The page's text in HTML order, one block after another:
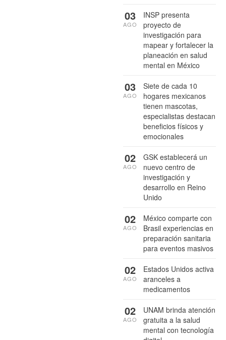
INSP presenta
proyecto de
investigación para
mapear y fortalecer la
planeación en salud
mental en México
03
AGO
Siete de cada 10
hogares mexicanos
tienen mascotas,
especialistas destacan
beneficios físicos y
emocionales
03
AGO
GSK establecerá un
nuevo centro de
investigación y
desarrollo en Reino
Unido
02
AGO
México comparte con
Brasil experiencias en
preparación sanitaria
para eventos masivos
02
AGO
Estados Unidos activa
aranceles a
medicamentos
02
AGO
UNAM brinda atención
gratuita a la salud
mental con tecnología
02
AGO